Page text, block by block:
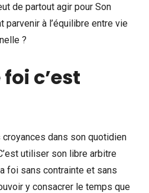
de partout agir pour Son
parvenir à l’équilibre entre vie
?
c’est
dans son quotidien
utiliser son libre arbitre
foi sans contrainte et sans
y consacrer le temps que